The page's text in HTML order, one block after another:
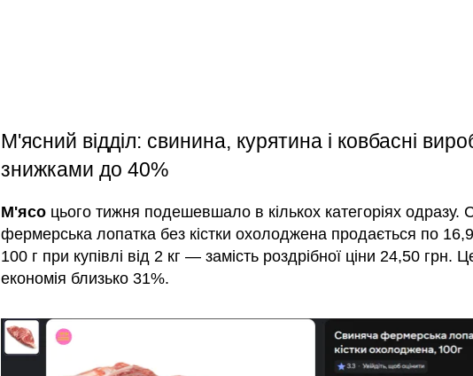
М'ясний відділ: свинина, курятина і ковбасні
знижками до 40%
М'ясо цього тижня подешевшало в кількох категоріях одразу.
фермерська лопатка без кістки охолоджена продається по
100 г при купівлі від 2 кг — замість роздрібної ціни 24,50 грн.
економія близько 31%.